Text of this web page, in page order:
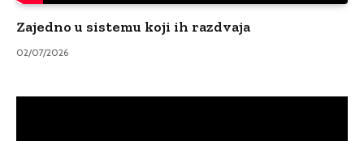
Zajedno u sistemu koji ih razdvaja
02/07/2026